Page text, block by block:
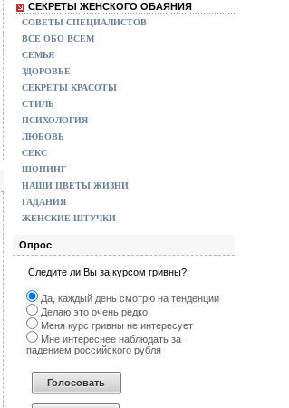
СЕКРЕТЫ ЖЕНСКОГО ОБАЯНИЯ
СОВЕТЫ СПЕЦИАЛИСТОВ
ВСЕ ОБО ВСЕМ
СЕМЬЯ
ЗДОРОВЬЕ
СЕКРЕТЫ КРАСОТЫ
СТИЛЬ
ПСИХОЛОГИЯ
ЛЮБОВЬ
СЕКС
ШОПИНГ
НАШИ ЦВЕТЫ ЖИЗНИ
ГАДАНИЯ
ЖЕНСКИЕ ШТУЧКИ
Опрос
Следите ли Вы за курсом гривны?
Да, каждый день смотрю на тенденции
Делаю это очень редко
Меня курс гривны не интересует
Мне интереснее наблюдать за
падением российского рубля